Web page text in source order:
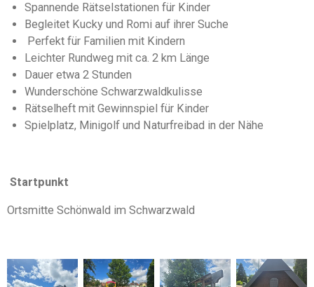
Spannende Rätselstationen für Kinder
Begleitet Kucky und Romi auf ihrer Suche
Perfekt für Familien mit Kindern
Leichter Rundweg mit ca. 2 km Länge
Dauer etwa 2 Stunden
Wunderschöne Schwarzwaldkulisse
Rätselheft mit Gewinnspiel für Kinder
Spielplatz, Minigolf und Naturfreibad in der Nähe
Startpunkt
Ortsmitte Schönwald im Schwarzwald